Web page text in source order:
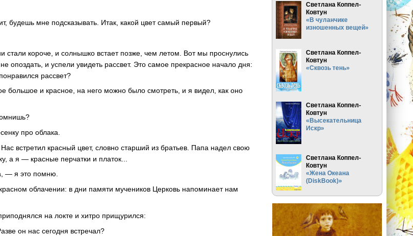
будешь мне подсказывать. Итак, какой цвет самый первый?
короче, и солнышко встает позже, чем летом. Вот мы проснулись
опоздать, и успели увидеть рассвет. Это самое прекрасное начало дня:
рассвет?
большое и красное, на него можно было смотреть, и я видел, как оно
про облака.
встретил красный цвет, словно старший из братьев. Папа надел свою
а я — красные перчатки и платок...
— я это помню.
облачении: в дни памяти мучеников Церковь напоминает нам
на локте и хитро прищурился:
он нас сегодня встречал?
Светлана Коппел-
Ковтун
«В чуланчике
изношенных вещей»
Светлана Коппел-
Ковтун
«Сквозь тень»
Светлана Коппел-
Ковтун
«Высекательница
Искр»
Светлана Коппел-
Ковтун
«Жена Океана
(DiskBook)»